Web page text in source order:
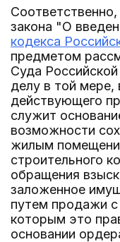
закона "О
кодекса
предметом
Суда
делу в той мере,
действующего
служит
возможности
жилым
строительного
обращения
заложенное
путем продажи с
которым это
основании